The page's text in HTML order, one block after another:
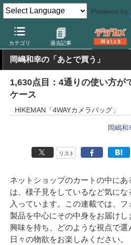
Powered by
カテゴリ 過去記事
デジカメ Watch 撮影用品 カメラバッ
岡嶋和幸の「あとで買う」
1,630点目：4通りの使い方が
ケース
HIKEMAN「4WAYカメラバッグ」
岡嶋和
リスト
ネットショップのカートの中にあ
は、様子見をしているなど気に
入っています。この連載では、
製品を中心にその中身をお届けし
興味を持ち、どのような視点で選
日々の物欲をお楽しみください。